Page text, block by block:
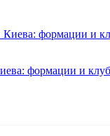
формации и